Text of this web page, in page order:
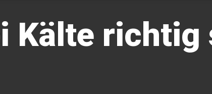
Kälte richtig